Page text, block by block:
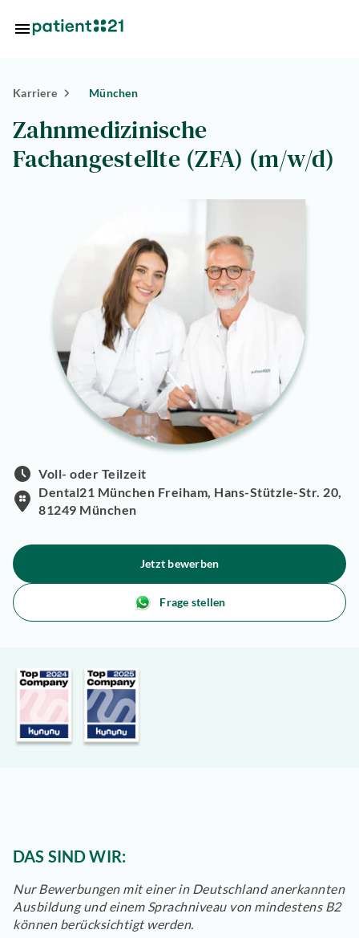
Standorte
Über
uns
Karriere München
Zahnmedizinische
Fachangestellte (ZFA) (m/w/d)
Voll- oder Teilzeit
Dental21 München Freiham, Hans-Stützle-Str. 20,
81249 München
Jetzt bewerben
Frage stellen
DAS SIND WIR:
Nur Bewerbungen mit einer in Deutschland anerkannten
Ausbildung und einem Sprachniveau von mindestens B2
können berücksichtigt werden.